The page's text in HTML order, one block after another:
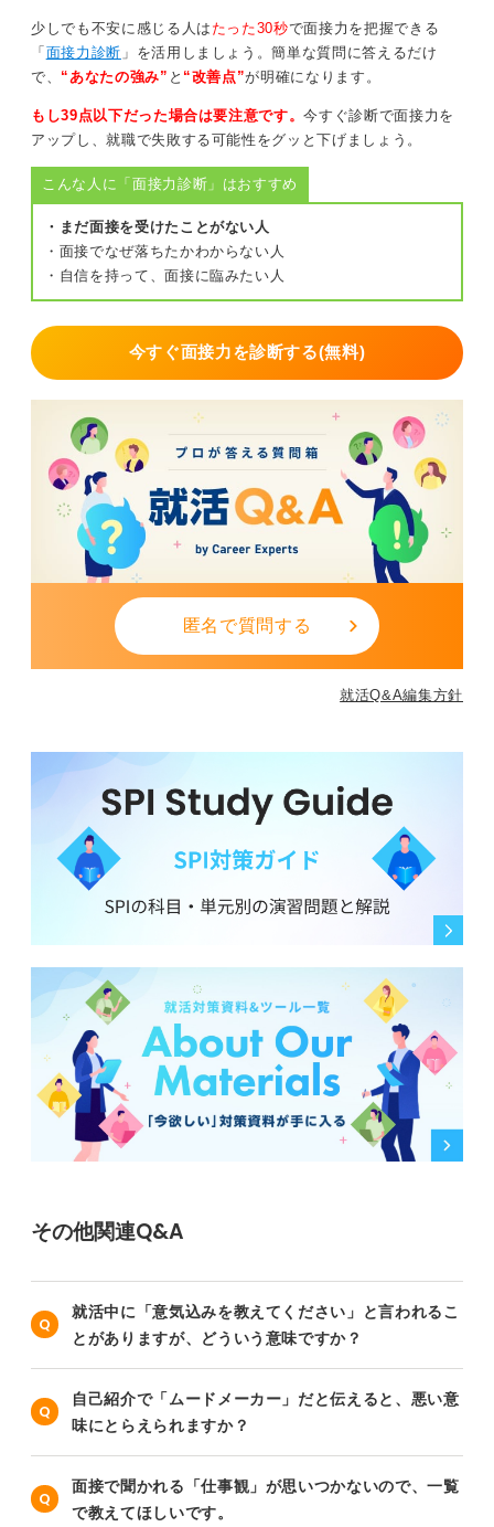
それができない場合は、Zoomなどのオンライン機能を使
って自分が一人で喋っている様子を録画し、後で客観的
に自分の姿を見てみるのでも確認ができます。
そうすると、声だけでなく目線などのおかしい部分がわ
かると思うので、改善ポイントを見つけて、もう一度練
また、敬語の使い方についてですが、敬語の意識をまず
頑張って丁寧に話そうとしているんだな、という意識が
伝われば、それだけで印象は悪くありません。変にへり
くだった感じの敬語を使われると、逆にこちらも気を遣
ってしまうので、丁寧語という意識で問題ないです。
0
少しでも不安に感じる人は たった30秒で面接力を把握できる
「 面接力診断 」を活用しましょう。簡単な質問に答えるだけ
で、 “あなたの強み” と “改善点”が明確になります。
もし39点以下だった場合は要注意です。今すぐ診断で面接力を
アップし、就職で失敗する可能性をグッと下げましょう。
こんな人に「面接力診断」はおすすめ
・まだ面接を受けたことがない人
・面接でなぜ落ちたかわからない人
・自信を持って、面接に臨みたい人
今すぐ面接力を診断する(無料)
匿名で質問する
就活Q&A編集方針
その他関連Q&A
就活中に「意気込みを教えてください」と言われるこ
とがありますが、どういう意味ですか？
自己紹介で「ムードメーカー」だと伝えると、悪い意
味にとらえられますか？
面接で聞かれる「仕事観」が思いつかないので、一覧
で教えてほしいです。